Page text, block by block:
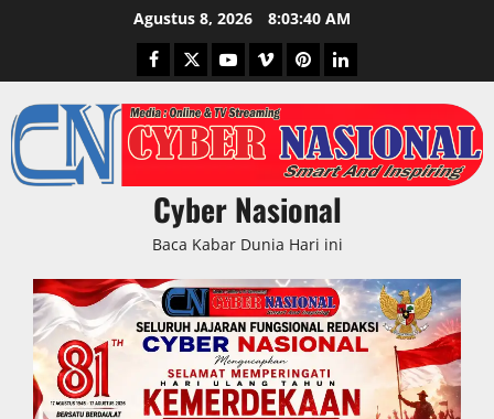
Agustus 8, 2026 8:03:41 AM
Facebook
TwitterYoutubeVimeoPinterestLinkedIn
Cyber Nasional
Baca Kabar Dunia Hari ini